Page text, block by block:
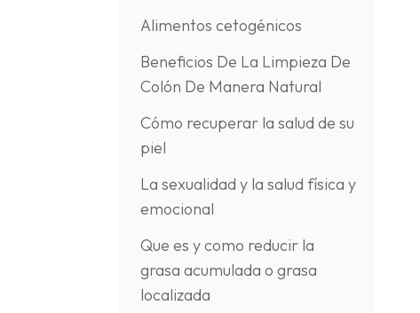
Alimentos cetogénicos
Beneficios De La Limpieza De
Colón De Manera Natural
Cómo recuperar la salud de su
piel
La sexualidad y la salud física y
emocional
Que es y como reducir la
grasa acumulada o grasa
localizada